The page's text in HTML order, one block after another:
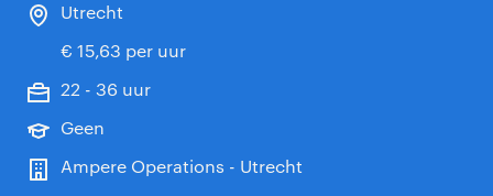
Utrecht
€ 15,63 per uur
22 - 36 uur
Geen
Ampere Operations - Utrecht